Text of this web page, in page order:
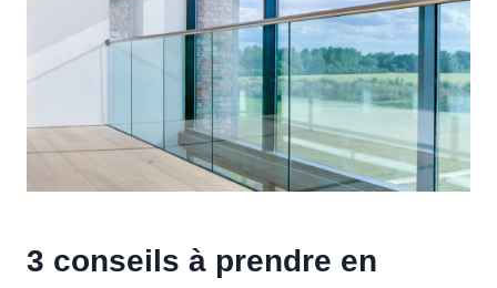
3 conseils à prendre en